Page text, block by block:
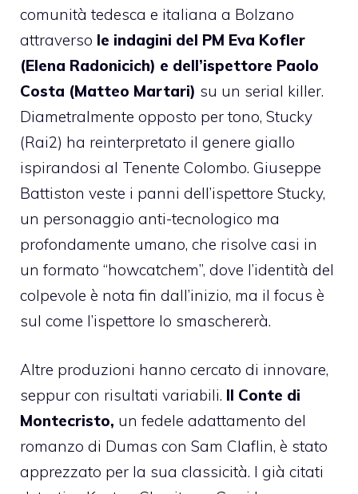
comunità tedesca e italiana a Bolzano
attraverso le indagini del PM Eva Kofler
(Elena Radonicich) e dell’ispettore Paolo
Costa (Matteo Martari) su un serial killer.
Diametralmente opposto per tono, Stucky
(Rai2) ha reinterpretato il genere giallo
ispirandosi al Tenente Colombo. Giuseppe
Battiston veste i panni dell’ispettore Stucky,
un personaggio anti-tecnologico ma
profondamente umano, che risolve casi in
un formato “howcatchem”, dove l’identità del
colpevole è nota fin dall’inizio, ma il focus è
sul come l’ispettore lo smaschererà.
Altre produzioni hanno cercato di innovare,
seppur con risultati variabili. Il Conte di
Montecristo, un fedele adattamento del
romanzo di Dumas con Sam Claflin, è stato
apprezzato per la sua classicità. I già citati